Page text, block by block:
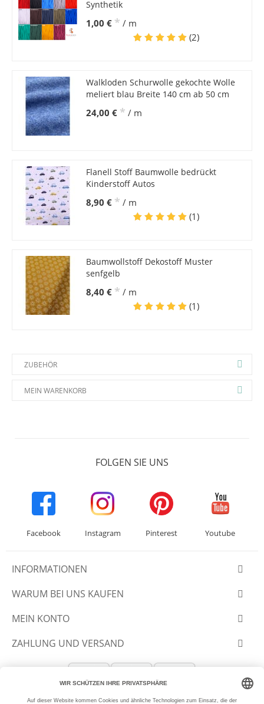
Synthetik
1,00 € * / m
(2)
Walkloden Schurwolle gekochte Wolle
meliert blau Breite 140 cm ab 50 cm
24,00 € * / m
Flanell Stoff Baumwolle bedrückt
Kinderstoff Autos
8,90 € * / m
(1)
Baumwollstoff Dekostoff Muster
senfgelb
8,40 € * / m
(1)
ZUBEHÖR
MEIN WARENKORB
FOLGEN SIE UNS
Facebook Instagram Pinterest Youtube
INFORMATIONEN
WARUM BEI UNS KAUFEN
MEIN KONTO
ZAHLUNG UND VERSAND